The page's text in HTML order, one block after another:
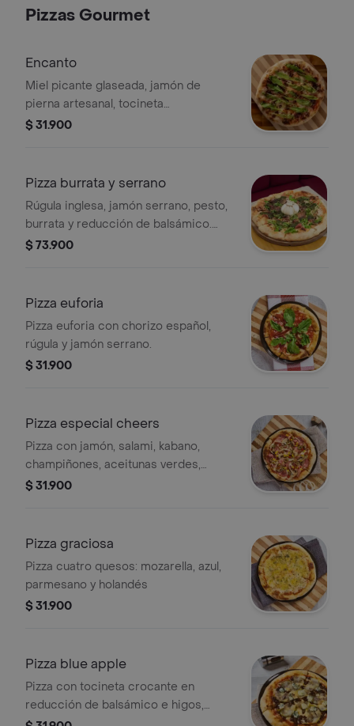
Pizzas Gourmet
Encanto
Miel picante glaseada, jamón de
pierna artesanal, tocineta
caramelizada, rugula inglesa queso de
$ 31.900
Pizza burrata y serrano
Rúgula inglesa, jamón serrano, pesto,
burrata y reducción de balsámico.
(solo aplica en mediana)
$ 73.900
Pizza euforia
Pizza euforia con chorizo español,
rúgula y jamón serrano.
$ 31.900
Pizza especial cheers
Pizza con jamón, salami, kabano,
champiñones, aceitunas verdes,
pimentón, cebolla y maíz.
$ 31.900
Pizza graciosa
Pizza cuatro quesos: mozarella, azul,
parmesano y holandés
$ 31.900
Pizza blue apple
Pizza con tocineta crocante en
reducción de balsámico e higos,